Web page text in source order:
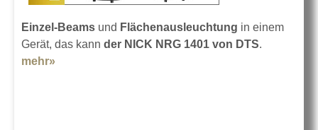
Einzel-Beams und Flächenausleuchtung in einem
Gerät, das kann der NICK NRG 1401 von DTS.
mehr»